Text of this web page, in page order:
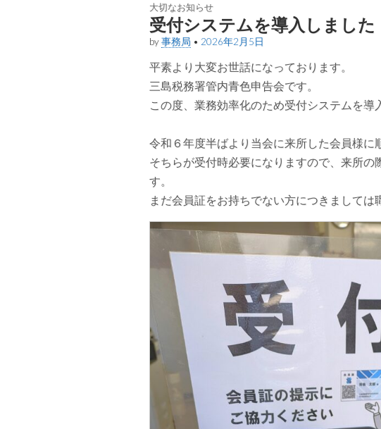
大切なお知らせ
受付システムを導入しました
by事務局 • 2026年2月5日
平素より大変お世話になっております。
三島税務署管内青色申告会です。
この度、業務効率化のため受付システムを導
令和６年度半ばより当会に来所した会員様に
そちらが受付時必要になりますので、来所の
す。
まだ会員証をお持ちでない方につきましては